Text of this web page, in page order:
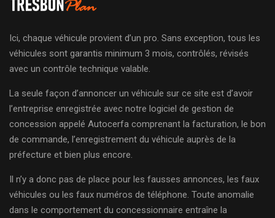
Ici, chaque véhicule provient d’un pro. Sans exception, tous les
véhicules sont garantis minimum 3 mois, contrôlés, révisés
avec un contrôle technique valable.
La seule façon d’annoncer un véhicule sur ce site est d’avoir
l’entreprise enregistrée avec notre logiciel de gestion de
concession appelé Autocerfa comprenant la facturation, le bon
de commande, l’enregistrement du véhicule auprès de la
préfecture et bien plus encore.
Il n’y a donc pas de place pour les fausses annonces, les faux
véhicules ou les faux numéros de téléphone. Toute anomalie
dans le comportement du concessionnaire entraîne la